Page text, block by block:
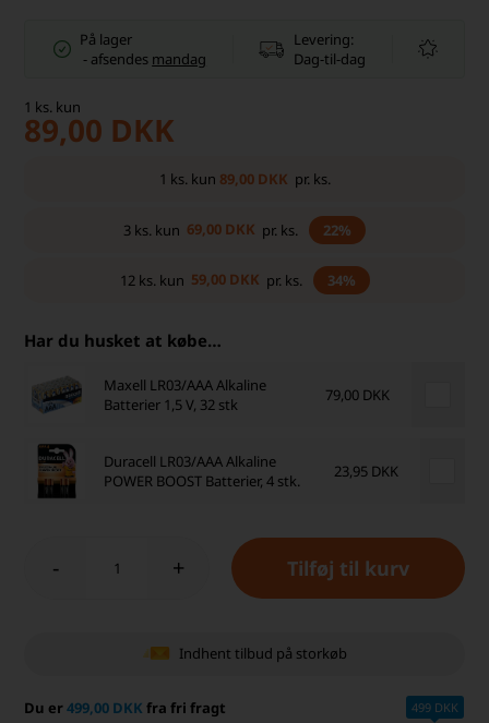
På lager
- afsendes mandag
Levering:
Dag-til-dag
1 ks. kun
89,00 DKK
1 ks. kun 89,00 DKK pr. ks.
3 ks. kun 69,00 DKK pr. ks. 22%
12 ks. kun 59,00 DKK pr. ks. 34%
Har du husket at købe…
Maxell LR03/AAA Alkaline
Batterier 1,5 V, 32 stk
79,00 DKK
Duracell LR03/AAA Alkaline
POWER BOOST Batterier, 4 stk.
23,95 DKK
- +
Indhent tilbud på storkøb
Du er499,00 DKK fra fri fragt 499 DKK